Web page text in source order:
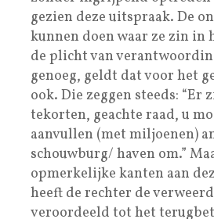
gezien deze uitspraak. De
kunnen doen waar ze zin in
de plicht van
genoeg, geldt dat voor het
ook. Die zeggen steeds: “Er
tekorten, geachte raad, u
aanvullen (met miljoenen)
schouwburg/ haven om.”
opmerkelijke kanten aan
heeft de rechter de
veroordeeld tot het